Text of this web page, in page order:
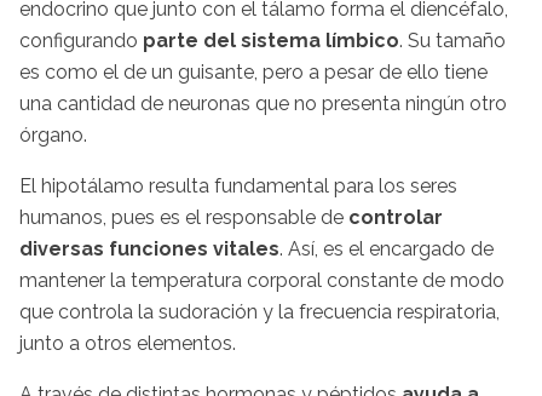
endocrino que junto con el tálamo forma el diencéfalo,
configurando parte del sistema límbico. Su tamaño
es como el de un guisante, pero a pesar de ello tiene
una cantidad de neuronas que no presenta ningún otro
órgano.
El hipotálamo resulta fundamental para los seres
humanos, pues es el responsable de controlar
diversas funciones vitales. Así, es el encargado de
mantener la temperatura corporal constante de modo
que controla la sudoración y la frecuencia respiratoria,
junto a otros elementos.